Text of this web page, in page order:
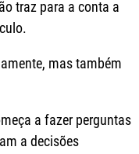
traz para a conta a
mas também
a fazer perguntas
a decisões